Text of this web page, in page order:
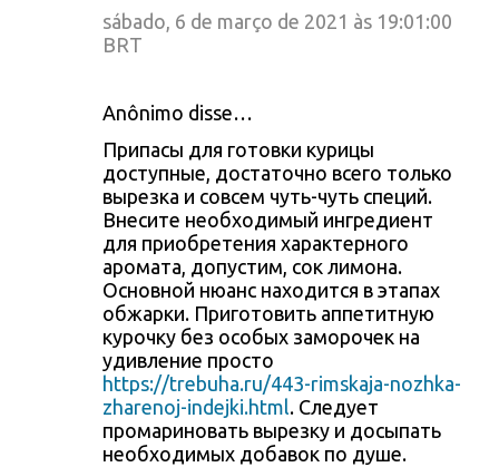
sábado, 6 de março de 2021 às 19:01:00
BRT
Anônimo disse…
Припасы для готовки курицы
доступные, достаточно всего только
вырезка и совсем чуть-чуть специй.
Внесите необходимый ингредиент
для приобретения характерного
аромата, допустим, сок лимона.
Основной нюанс находится в этапах
обжарки. Приготовить аппетитную
курочку без особых заморочек на
удивление просто
https://trebuha.ru/443-rimskaja-nozhka-
zharenoj-indejki.html. Следует
промариновать вырезку и досыпать
необходимых добавок по душе.